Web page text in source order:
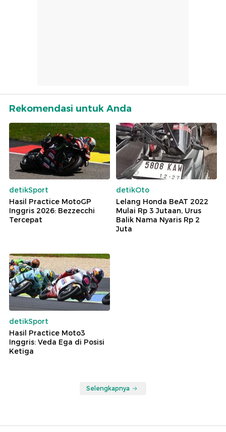
Rekomendasi untuk Anda
detikSport
Hasil Practice MotoGP
Inggris 2026: Bezzecchi
Tercepat
detikOto
Lelang Honda BeAT 2022
Mulai Rp 3 Jutaan, Urus
Balik Nama Nyaris Rp 2
Juta
detikSport
Hasil Practice Moto3
Inggris: Veda Ega di Posisi
Ketiga
Selengkapnya